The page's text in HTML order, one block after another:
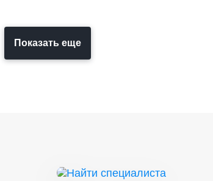
Показать еще